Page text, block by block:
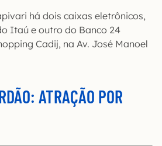
há dois caixas eletrônicos,
Itaú e outro do Banco 24
Cadij, na Av. José Manoel
ATRAÇÃO POR